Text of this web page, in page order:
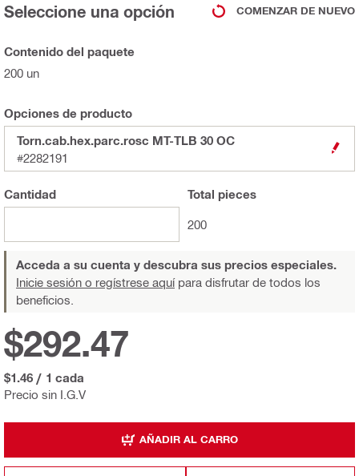
Seleccione una opción COMENZAR DE NUEVO
Contenido del paquete
200 un
Opciones de producto
Torn.cab.hex.parc.rosc MT-TLB 30 OC
#2282191
Cantidad Total pieces
200
Acceda a su cuenta y descubra sus precios especiales.
Inicie sesión o regístrese aquípara disfrutar de todos los
beneficios.
Precio sin I.G.V
$292.47
$1.46 / 1 cada
AÑADIR AL CARRO